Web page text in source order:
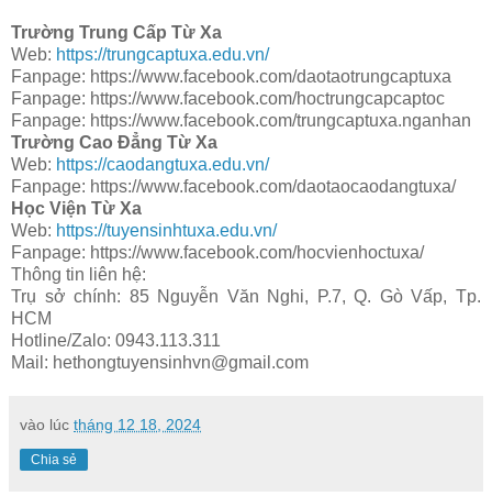
Trường Trung Cấp Từ Xa
Web: https://trungcaptuxa.edu.vn/
Fanpage: https://www.facebook.com/daotaotrungcaptuxa
Fanpage: https://www.facebook.com/hoctrungcapcaptoc
Fanpage: https://www.facebook.com/trungcaptuxa.nganhan
Trường Cao Đẳng Từ Xa
Web: https://caodangtuxa.edu.vn/
Fanpage: https://www.facebook.com/daotaocaodangtuxa/
Học Viện Từ Xa
Web: https://tuyensinhtuxa.edu.vn/
Fanpage: https://www.facebook.com/hocvienhoctuxa/
Thông tin liên hệ:
Trụ sở chính: 85 Nguyễn Văn Nghi, P.7, Q. Gò Vấp, Tp.
HCM
Hotline/Zalo: 0943.113.311
Mail: hethongtuyensinhvn@gmail.com
vào lúc tháng 12 18, 2024
Chia sẻ